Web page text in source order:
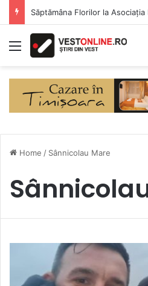
Săptămâna Florilor la Asociația
Menu
Home / Sânnicolau Mare